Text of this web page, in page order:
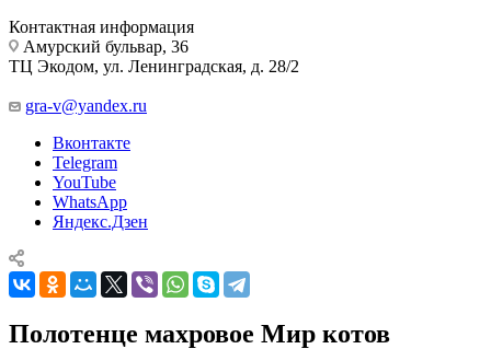
Контактная информация
Амурский бульвар, 36
ТЦ Экодом, ул. Ленинградская, д. 28/2
gra-v@yandex.ru
Вконтакте
Telegram
YouTube
WhatsApp
Яндекс.Дзен
Полотенце махровое Мир котов